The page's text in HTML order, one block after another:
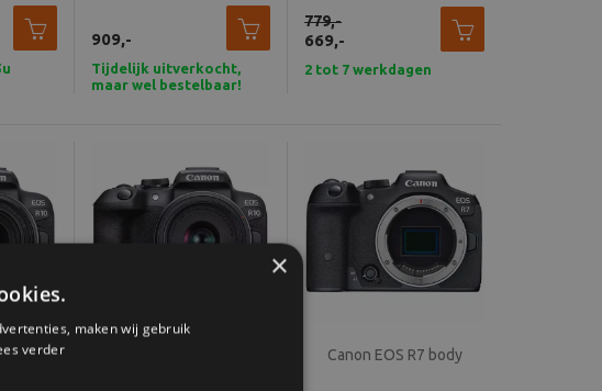
909,-
Tijdelijk uitverkocht,
maar wel bestelbaar!
669,-
779,-
2 tot 7 werkdagen
S 18-
Canon EOS R7 body
×
maken wij gebruik
verder